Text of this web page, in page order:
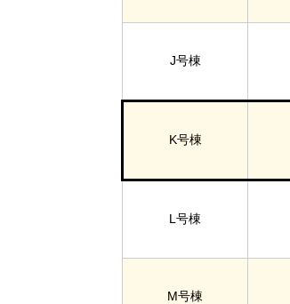
J号棟
K号棟
L号棟
M号棟